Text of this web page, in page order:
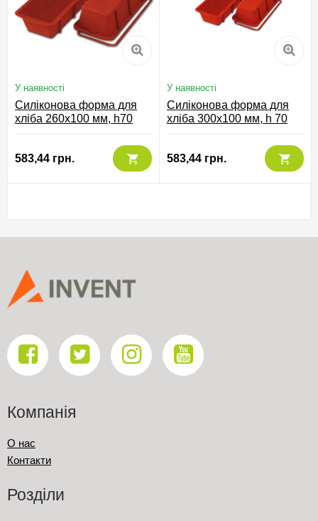
У наявності
Силіконова форма для
хліба 260x100 мм, h70
583,44 грн.
У наявності
Силіконова форма для
хліба 300х100 мм, h 70
583,44 грн.
Компанія
О нас
Контакти
Розділи